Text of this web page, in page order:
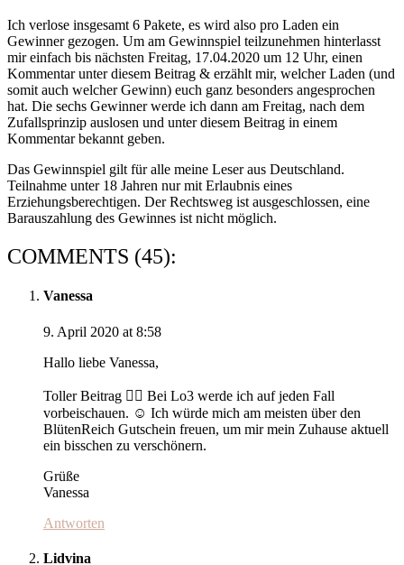
Ich verlose insgesamt 6 Pakete, es wird also pro Laden ein
Gewinner gezogen. Um am Gewinnspiel teilzunehmen hinterlasst
mir einfach bis nächsten Freitag, 17.04.2020 um 12 Uhr, einen
Kommentar unter diesem Beitrag & erzählt mir, welcher Laden (und
somit auch welcher Gewinn) euch ganz besonders angesprochen
hat. Die sechs Gewinner werde ich dann am Freitag, nach dem
Zufallsprinzip auslosen und unter diesem Beitrag in einem
Kommentar bekannt geben.
Das Gewinnspiel gilt für alle meine Leser aus Deutschland.
Teilnahme unter 18 Jahren nur mit Erlaubnis eines
Erziehungsberechtigen. Der Rechtsweg ist ausgeschlossen, eine
Barauszahlung des Gewinnes ist nicht möglich.
COMMENTS (45):
Vanessa
9. April 2020 at 8:58
Hallo liebe Vanessa,
Toller Beitrag 👌🏼 Bei Lo3 werde ich auf jeden Fall
vorbeischauen. ☺️ Ich würde mich am meisten über den
BlütenReich Gutschein freuen, um mir mein Zuhause aktuell
ein bisschen zu verschönern.
Grüße
Vanessa
Antworten
Lidvina